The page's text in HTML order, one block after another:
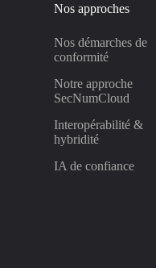
Nos approches
Nos démarches de
conformité
Notre approche
SecNumCloud
Interopérabilité &
hybridité
IA de confiance